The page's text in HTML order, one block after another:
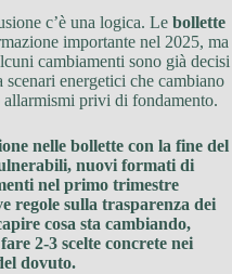
c’è una logica. Le bollette
importante nel 2025, ma
cambiamenti sono già decisi
energetici che cambiano
allarmismi privi di fondamento.
nelle bollette con la fine del
nuovi formati di
nel primo trimestre
regole sulla trasparenza dei
cosa sta cambiando,
2-3 scelte concrete nei
dovuto.